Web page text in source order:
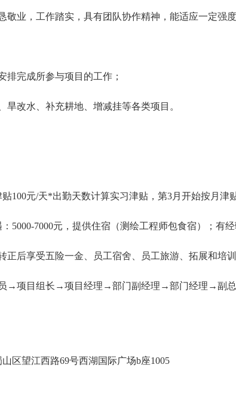
敬业，工作踏实，具有团队协作精神，能适应一定强度
排完成所参与项目的工作；
旱改水、补充耕地、增减挂等各类项目。
100元/天*出勤天数计算实习津贴，第3月开始按月津
5000-7000元，提供住宿（测绘工程师包食宿）；有
正后享受五险一金、员工宿舍、员工旅游、拓展和培
员→项目组长→项目经理→部门副经理→部门经理→副
区望江西路69号西湖国际广场b座1005